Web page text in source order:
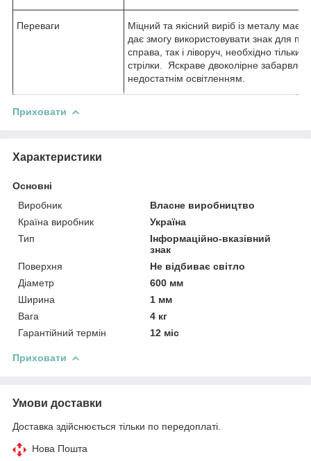
Переваги
Міцний та якісний виріб із металу має
дає змогу використовувати знак для
справа, так і ліворуч, необхідно
стрілки. Яскраве двоколірне
недостатнім освітленням.
Приховати
Характеристики
Основні
Виробник
Власне виробництво
Країна виробник
Україна
Тип
Інформаційно-вказівний
знак
Поверхня
Не відбиває світло
Діаметр
600 мм
Ширина
1 мм
Вага
4 кг
Гарантійний термін
12 міс
Приховати
Умови доставки
Доставка здійснюється тільки по передоплаті.
Нова Пошта